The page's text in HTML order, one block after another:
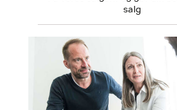
salg